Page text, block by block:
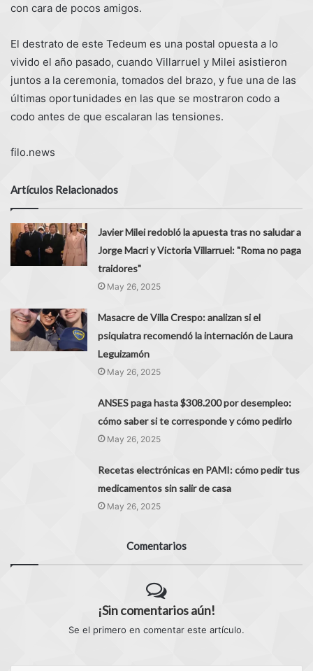
con cara de pocos amigos.
El destrato de este Tedeum es una postal opuesta a lo
vivido el año pasado, cuando Villarruel y Milei asistieron
juntos a la ceremonia, tomados del brazo, y fue una de las
últimas oportunidades en las que se mostraron codo a
codo antes de que escalaran las tensiones.
filo.news
Artículos Relacionados
Javier Milei redobló la apuesta tras no saludar a
Jorge Macri y Victoria Villarruel: "Roma no paga
traidores"
May 26, 2025
Masacre de Villa Crespo: analizan si el
psiquiatra recomendó la internación de Laura
Leguizamón
May 26, 2025
ANSES paga hasta $308.200 por desempleo:
cómo saber si te corresponde y cómo pedirlo
May 26, 2025
Recetas electrónicas en PAMI: cómo pedir tus
medicamentos sin salir de casa
May 26, 2025
Comentarios
¡Sin comentarios aún!
Se el primero en comentar este artículo.